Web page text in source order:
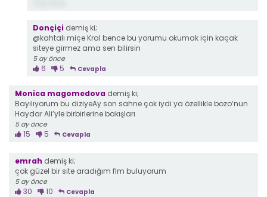
Donçiçi demiş ki;
@kahtalı miçe Kral bence bu yorumu okumak için kaçak
siteye girmez ama sen bilirsin
5 ay önce
6 5 Cevapla
Monica magomedova demiş ki;
Bayılıyorum bu diziyeAy son sahne çok iydi ya özellikle bozo‘nun
Haydar Ali’yle birbirlerine bakışları
5 ay önce
15 5 Cevapla
emrah demiş ki;
çok güzel bir site aradığım flm buluyorum
5 ay önce
30 10 Cevapla